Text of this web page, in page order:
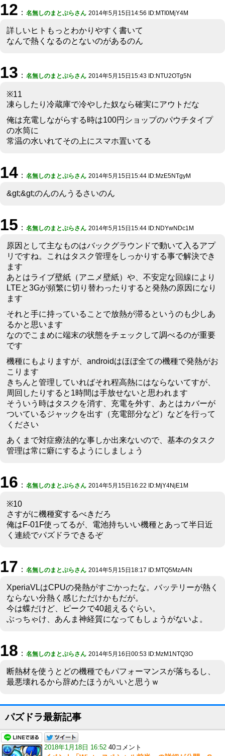
12 ： 名無しのまとぷらさん 2014年5月15日14:56 ID:MTI0MjY4M
詳しいヒトもっとわかりやすく書いて
なんで熱くなるのとないのがあるのん
13 ： 名無しのまとぷらさん 2014年5月15日15:43 ID:NTU2OTg5N
※11
凍らしたり冷蔵庫で冷やした奴なら確実にアウトだな
俺は充電しながらする時は100円ショップのパウチタイプ
の水筒に
常温の水いれてその上にスマホ置いてる
14 ： 名無しのまとぷらさん 2014年5月15日15:44 ID:MzE5NTgyM
&gt;&gt;のんのんうるさいのん
15 ： 名無しのまとぷらさん 2014年5月15日15:44 ID:NDYwNDc1M
原因として主なものはバックグラウンドで動いて入るアプ
リですね。これはタスク管理をしっかりする事で解決でき
ます
あとはライブ壁紙（アニメ壁紙）や、不安定な回線により
LTEと3Gが頻繁に切り替わったりすると発熱の原因になり
ます
それと手に持っていることで放熱が滞るというのも少しあ
るかと思います
なのでこまめに端末の状態をチェックして調べるのが重要
です
機種にもよりますが、androidはほぼ全ての機種で発熱がお
こります
きちんと管理していればそれ程高熱にはならないてすが、
周回したりすると1時間は手放せないと思われます
そういう時はタスクを消す、充電を外す、あとはカバーが
ついているジャックを出す（充電部分など）などを行って
ください
あくまで対症療法的な事しか出来ないので、基本のタスク
管理は常に癖にするようにしましょう
16 ： 名無しのまとぷらさん 2014年5月15日16:22 ID:MjY4NjE1M
※10
さすがに機種変するべきだろ
俺はF-01F使ってるが、電池持ちいい機種とあって半日近
く連続でパズドラできるぞ
17 ： 名無しのまとぷらさん 2014年5月15日18:17 ID:MTQ5MzA4N
XperiaVLはCPUの発熱がすごかったな。バッテリーが熱く
ならない分熱く感じただけかもだが。
今は蝶だけど、ピークで40超えるぐらい。
ぶっちゃけ、あんま神経質になってもしょうがないよ。
18 ： 名無しのまとぷらさん 2014年5月16日00:53 ID:MzM1NTQ3O
断熱材を使うとどの機種でもパフォーマンスが落ちるし、
最悪壊れるから辞めたほうがいいと思うｗ
パズドラ最新記事
2018年1月18日 16:52 40コメント